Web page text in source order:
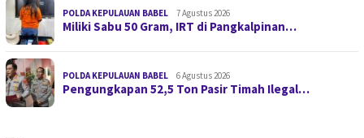
POLDA KEPULAUAN BABEL 7 Agustus 2026
Miliki Sabu 50 Gram, IRT di Pangkalpinan…
POLDA KEPULAUAN BABEL 6 Agustus 2026
Pengungkapan 52,5 Ton Pasir Timah Ilegal…